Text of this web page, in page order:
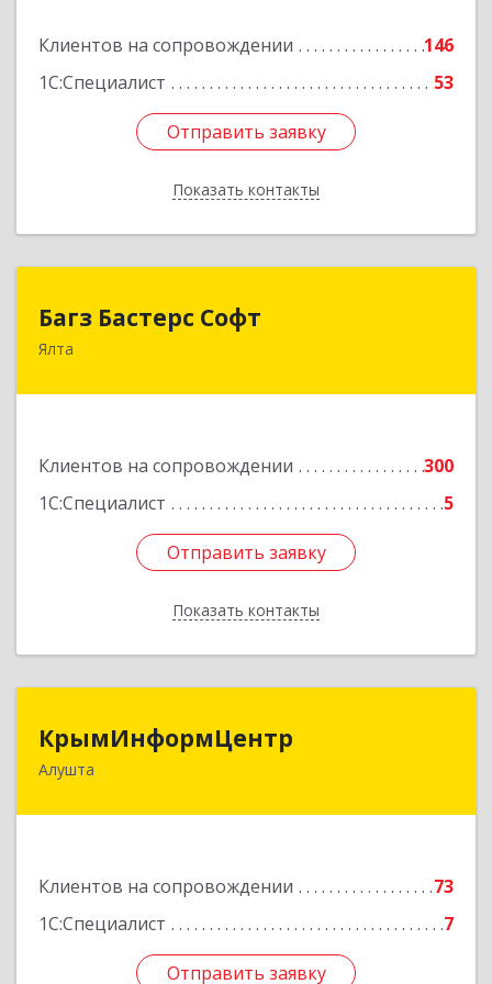
Клиентов на сопровождении
146
1С:Специалист
53
Отправить заявку
Показать контакты
Отправить заявку
Назад
Багз Бастерс Софт
Ялта
Клиентов на сопровождении
300
1С:Специалист
5
Отправить заявку
Показать контакты
Багз Бастерс Софт
298603, Крым Респ, Ялта г, Свердлова ул, дом №
Отправить заявку
Назад
КрымИнформЦентр
Алушта
Клиентов на сопровождении
73
1С:Специалист
7
Отправить заявку
298500, Крым Респ, Алушта г, Горького ул, дом
Отправить заявку